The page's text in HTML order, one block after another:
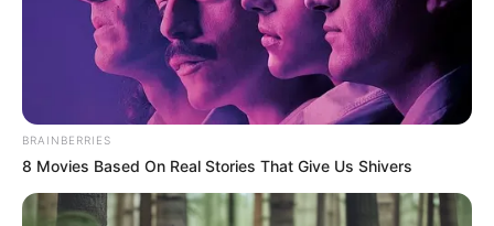
BRAINBERRIES
8 Movies Based On Real Stories That Give Us Shivers